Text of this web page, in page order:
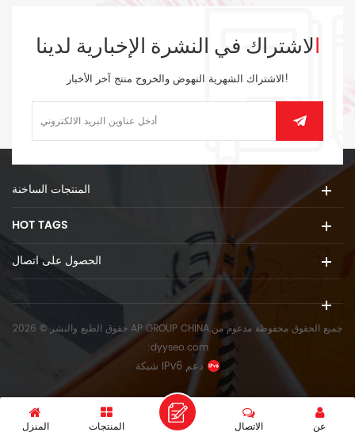
الاشتراك في النشرة الإخبارية لدينا
الاشتراك الشهرية النهوض والخروج منتج آخر الأخبار!
المنتجات الساخنة
HOT TAGS
الحصول على اتصال
حقوق الطبع والنشر © 2026 AP GROUP CHINA.جميع الحقوق محفوظة مدعوم من
:dyyseo.com
شبكة IPv6 دعم
المنزل المنتجات عن الاتصال